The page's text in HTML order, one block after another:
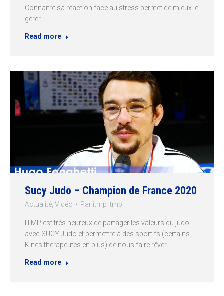
Connaitre sa réaction face au stress permet de mieux le
gérer !
Read more
Sucy Judo – Champion de France 2020
Actualité Vidéo Par itmp itmp
ITMP est très heureux de partager les valeurs du judo
avec SUCY Judo et permettre à des sportifs (certains
Kinésithérapeutes en plus) de nous faire rêver …
Read more